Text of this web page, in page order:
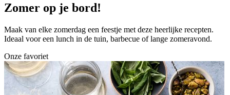
Zomer op je bord!
Maak van elke zomerdag een feestje met deze heerlijke recepten.
Ideaal voor een lunch in de tuin, barbecue of lange zomeravond.
Onze favoriet